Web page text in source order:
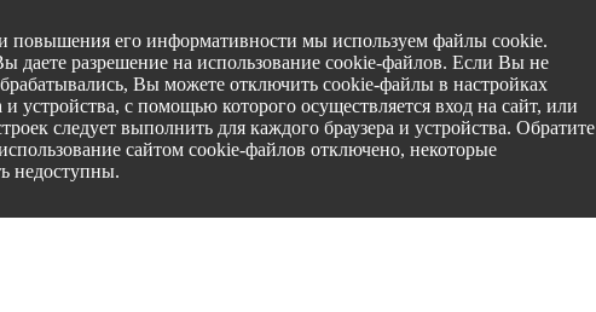
повышения его информативности мы используем файлы cookie.
даете разрешение на использование cookie-файлов. Если Вы не
Вы можете отключить cookie-файлы в настройках
и устройства, с помощью которого осуществляется вход на сайт, или
следует выполнить для каждого браузера и устройства. Обратите
сайтом cookie-файлов отключено, некоторые
недоступны.